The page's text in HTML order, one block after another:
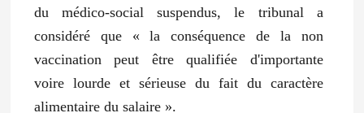
du médico-social suspendus, le tribunal a
considéré que « la conséquence de la non
vaccination peut être qualifiée d'importante
voire lourde et sérieuse du fait du caractère
alimentaire du salaire ».